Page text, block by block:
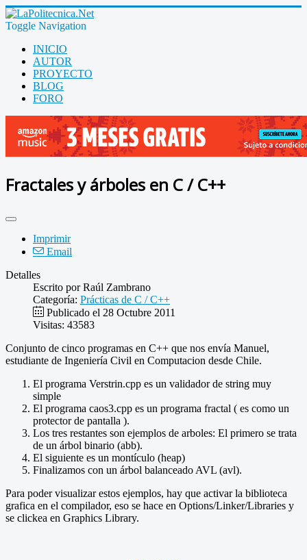
Toggle Navigation
INICIO
AUTOR
PROYECTO
BLOG
FORO
Fractales y árboles en C / C++
Imprimir
Email
Detalles
Escrito porRaúl Zambrano
Categoría: Prácticas de C / C++
Publicado el 28 Octubre 2011
Visitas: 43583
Conjunto de cinco programas en C++ que nos envía Manuel,
estudiante de Ingeniería Civil en Computacion desde Chile.
El programa Verstrin.cpp es un validador de string muy
simple
El programa caos3.cpp es un programa fractal ( es como un
protector de pantalla ).
Los tres restantes son ejemplos de arboles: El primero se trata
de un árbol binario (abb).
El siguiente es un montículo (heap)
Finalizamos con un árbol balanceado AVL (avl).
Para poder visualizar estos ejemplos, hay que activar la biblioteca
grafica en el compilador, eso se hace en Options/Linker/Libraries y
se clickea en Graphics Library.